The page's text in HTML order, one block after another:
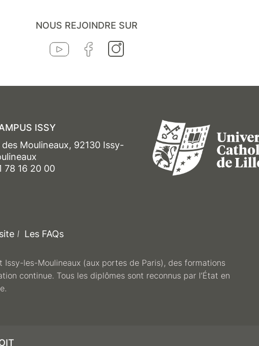
NOUS REJOINDRE SUR
ISSY
des Moulineaux, 92130 Issy-
78 16 20 00
Les FAQs
les-Moulineaux (aux portes de Paris), des formations
continue. Tous les diplômes sont reconnus par l’État en